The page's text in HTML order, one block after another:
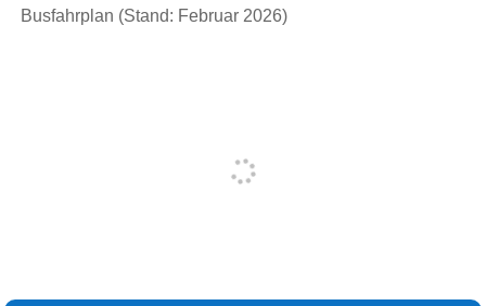
Busfahrplan (Stand: Februar 2026)